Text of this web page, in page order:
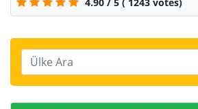
Ülke Ara